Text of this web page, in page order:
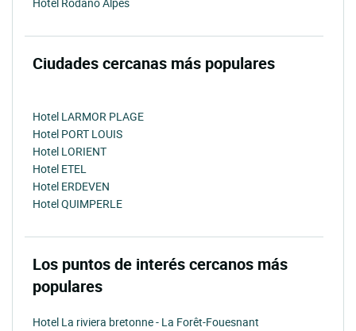
Ciudades cercanas más populares
Hotel LARMOR PLAGE
Hotel PORT LOUIS
Hotel LORIENT
Hotel ETEL
Hotel ERDEVEN
Hotel QUIMPERLE
Los puntos de interés cercanos más
populares
Hotel La riviera bretonne - La Forêt-Fouesnant